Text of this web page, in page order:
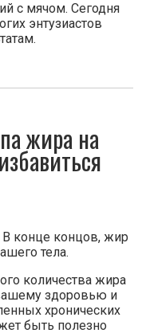
с мячом. Сегодня
энтузиастов
жира на
конце концов, жир
тела.
количества жира
здоровью и
хронических
быть полезно